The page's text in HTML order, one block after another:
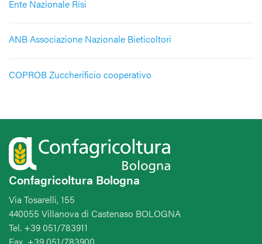
Ente Nazionale Risi
ANB Associazione Nazionale Bieticoltori
COPROB Zuccherificio cooperativo
Confagricoltura Bologna
Via Tosarelli, 155
440055 Villanova di Castenaso BOLOGNA
Tel. +39 051/783911